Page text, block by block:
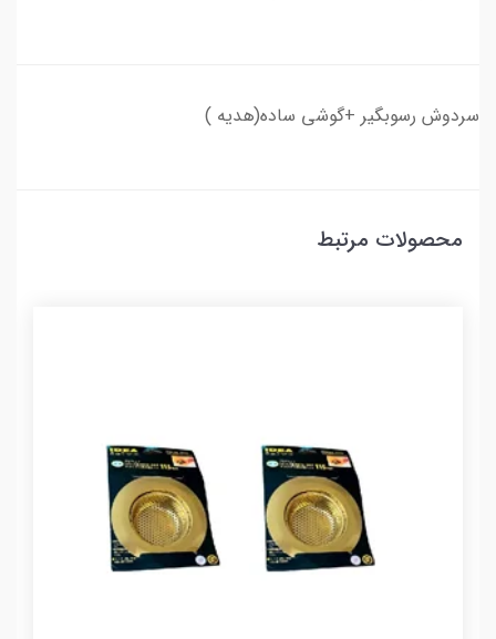
سردوش رسوبگیر +گوشی ساده(هدیه )
محصولات مرتبط